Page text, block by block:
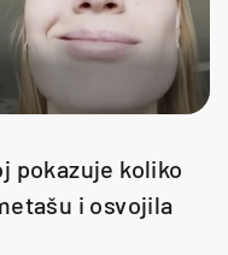
pokazuje koliko
i osvojila